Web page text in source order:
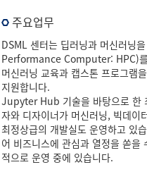
주요업무
DSML 센터는 딥러닝과 머신러닝
Performance Computer: HPC)를
머신러닝 교육과 캡스톤 프로그램
지원합니다.
Jupyter Hub 기술을 바탕으로 한
자와 디자이너가 머신러닝, 빅데이
최정상급의 개발실도 운영하고 있
어 비즈니스에 관심과 열정을 쏟
적으로 운영 중에 있습니다.